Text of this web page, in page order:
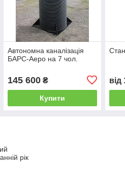
Автономна каналізація
БАРС-Аеро на 7 чол.
145 600₴
Купити
від
рік